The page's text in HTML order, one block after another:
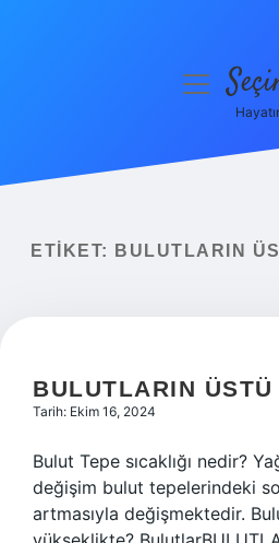
Yasal Uyarı
menüyü
ETIKET: BULUTLARIN
BULUTLARIN
Tarih: Ekim 16, 2024
Bulut Tepe sıcaklığı nedir?
değişim bulut tepelerindeki
artmasıyla değişmektedir.